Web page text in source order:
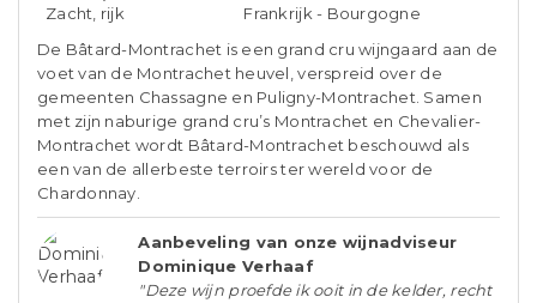
Zacht, rijk
Frankrijk - Bourgogne
De Bâtard-Montrachet is een grand cru wijngaard aan de
voet van de Montrachet heuvel, verspreid over de
gemeenten Chassagne en Puligny-Montrachet. Samen
met zijn naburige grand cru’s Montrachet en Chevalier-
Montrachet wordt Bâtard-Montrachet beschouwd als
een van de allerbeste terroirs ter wereld voor de
Chardonnay.
Aanbeveling van onze wijnadviseur
Dominique Verhaaf
"Deze wijn proefde ik ooit in de kelder, recht